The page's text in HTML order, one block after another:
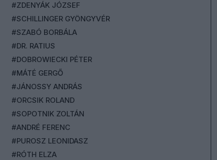
#ZDENYÁK JÓZSEF
#SCHILLINGER GYÖNGYVÉR
#SZABÓ BORBÁLA
#DR. RATIUS
#DOBROWIECKI PÉTER
#MÁTÉ GERGŐ
#JÁNOSSY ANDRÁS
#ORCSIK ROLAND
#SOPOTNIK ZOLTÁN
#ANDRÉ FERENC
#PUROSZ LEONIDASZ
#RÓTH ELZA